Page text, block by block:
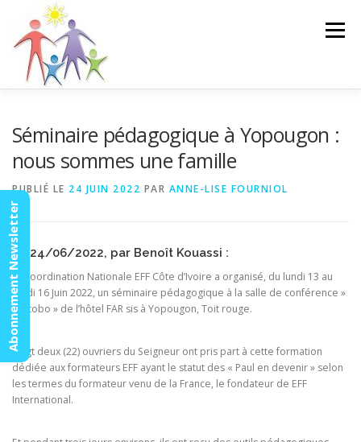
contenu
Menu
Séminaire pédagogique à Yopougon :
nous sommes une famille
PUBLIÉ LE 24 JUIN 2022 PAR ANNE-LISE FOURNIOL
Le 24/06/2022, par Benoît Kouassi :
La coordination Nationale EFF Côte d’Ivoire a organisé, du lundi 13 au
jeudi 16 Juin 2022, un séminaire pédagogique à la salle de conférence »
Afotobo » de l’hôtel FAR sis à Yopougon, Toit rouge.
Vingt deux (22) ouvriers du Seigneur ont pris part à cette formation
dédiée aux formateurs EFF ayant le statut des « Paul en devenir » selon
les termes du formateur venu de la France, le fondateur de EFF
International.
Abonnement Newsletter